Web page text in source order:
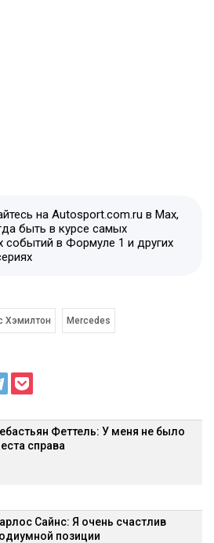
на Autosport.com.ru в Max,
быть в курсе самых
событий в Формуле 1 и других
Хэмилтон Mercedes
Феттель: У меня не было
справа
Сайнс: Я очень счастлив
позиции